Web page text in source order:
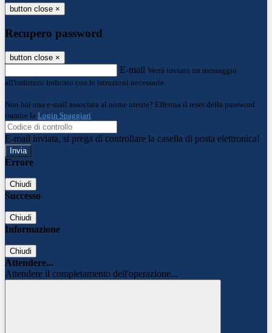
button close ×
Recupero password
button close ×
E-mail Verrà inviato un messaggio
all'indirizzo indicato con le istruzioni necessarie.
Non hai una e-mail associata al nome utente? Effettua il reset della password
tramite la Login Spaggiari
E-mail inviata, si prega di controllare la casella di posta elettronica!
Errore
Chiudi
Successo
Chiudi
Informazione
Chiudi
Attendere...
Attendere il completamento dell'operazione...